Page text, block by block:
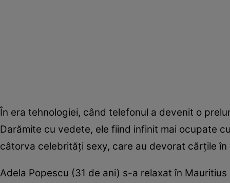
În era tehnologiei, când telefonul a devenit o
Darămite cu vedete, ele fiind infinit mai ocupate
câtorva celebrităţi sexy, care au devorat cărţile
Adela Popescu (31 de ani) s-a relaxat în